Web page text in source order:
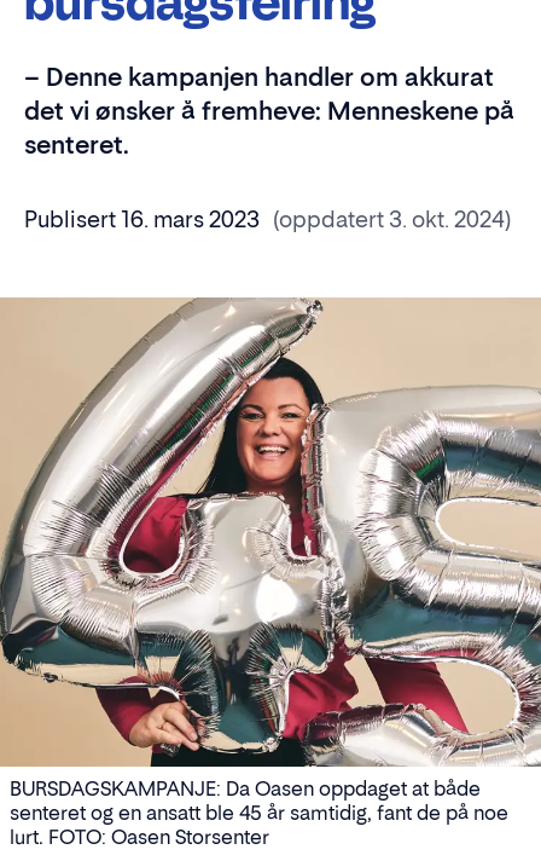
– Denne kampanjen handler om akkurat
det vi ønsker å fremheve: Menneskene på
senteret.
Publisert 16. mars 2023 (oppdatert 3. okt. 2024)
BURSDAGSKAMPANJE: Da Oasen oppdaget at både
senteret og en ansatt ble 45 år samtidig, fant de på noe
lurt. FOTO: Oasen Storsenter